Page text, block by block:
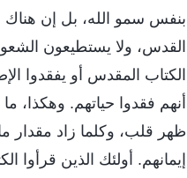
بنفس سمو الله، بل إن هناك
القدس، ولا يستطيعون
الكتاب المقدس أو يفقدوا
أنهم فقدوا حياتهم.
ظهر قلب، وكلما زاد مقدار
إيمانهم. أولئك الذين